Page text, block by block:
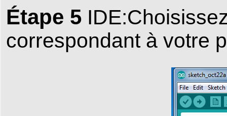
Étape 5
correspondant à votre